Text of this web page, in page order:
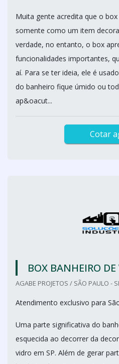
Muita gente acredita que o
somente como um item
verdade, no entanto, o box
funcionalidades importantes,
aí. Para se ter ideia, ele é
do banheiro fique úmido ou
ap&oacut...
Cotar
BOX BANHEIRO DE
AGABE PROJETOS / SÃO PAULO -
Atendimento exclusivo para
Uma parte significativa do
esquecida ao decorrer da
vidro em SP. Além de gerar